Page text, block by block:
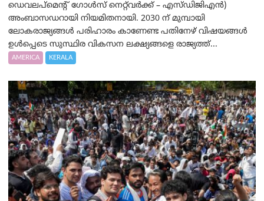
ഡെവലപ്‌മെന്റ് ഗോൾസ് നെറ്റ്‌വർക്ക് – എസ്ഡിജിഎൻ)
അംബാസഡറായി നിയമിതനായി. 2030 ന് മുമ്പായി
ലോകരാജ്യങ്ങൾ പരിഹാരം കാണേണ്ട പതിനേഴ് വിഷയങ്ങൾ
ഉൾപ്പെടെ സുസ്ഥിര വികസന ലക്ഷ്യങ്ങളെ രാജ്യത്ത്...
AMERICA KERALA